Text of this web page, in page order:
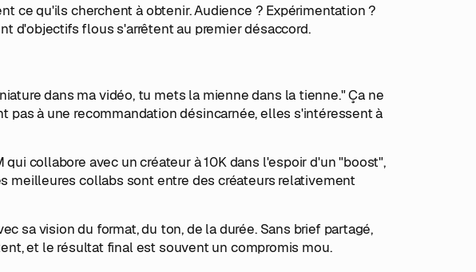
ce qu'ils cherchent à obtenir. Audience ? Expérimentation ?
d'objectifs flous s'arrêtent au premier désaccord.
dans ma vidéo, tu mets la mienne dans la tienne." Ça ne
pas à une recommandation désincarnée, elles s'intéressent à
collabore avec un créateur à 10K dans l'espoir d'un "boost",
meilleures collabs sont entre des créateurs relativement
sa vision du format, du ton, de la durée. Sans brief partagé,
et le résultat final est souvent un compromis mou.